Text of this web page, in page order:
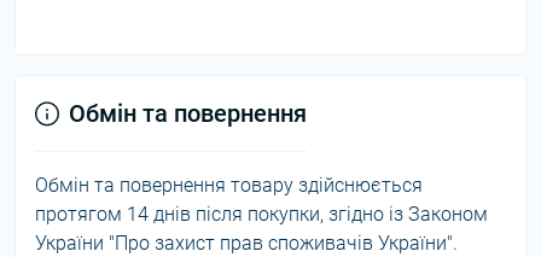
Обмін та повернення
Обмін та повернення товару здійснюється
протягом 14 днів після покупки, згідно із Законом
України "Про захист прав споживачів України".